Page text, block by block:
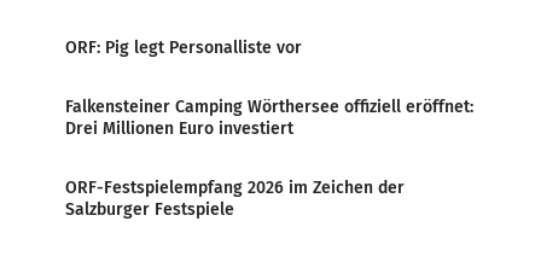
ORF: Pig legt Personalliste vor
Falkensteiner Camping Wörthersee offiziell eröffnet:
Drei Millionen Euro investiert
ORF-Festspielempfang 2026 im Zeichen der
Salzburger Festspiele